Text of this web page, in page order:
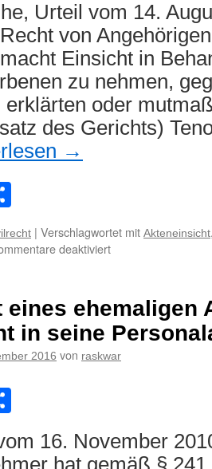
Urteil vom 14.
von
Einsicht in
zu nehmen,
erklärten oder
des Gerichts)
→
| Verschlagwortet mit Akteneinsicht
deaktiviertfür
Angehörigen
auf
Einsicht
in
eines ehemaligen
in seine
2016 von raskwar
16. November
hat gemäß §